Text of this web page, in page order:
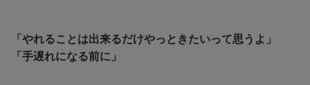
「やれることは出来るだけやっときたいって思うよ」
「手遅れになる前に」